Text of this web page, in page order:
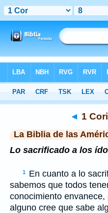
>LBLA > 1 Corintios 8
◄ 1
La Biblia de las
Lo sacrificado a los
1
En cuanto a lo
sabemos que todos
conocimiento
alguno cree que sabe